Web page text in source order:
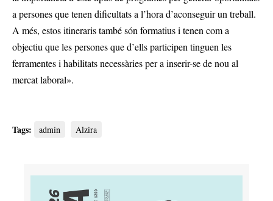
a persones que tenen dificultats a l’hora d’aconseguir un treball.
A més, estos itineraris també són formatius i tenen com a
objectiu que les persones que d’ells participen tinguen les
ferramentes i habilitats necessàries per a inserir-se de nou al
mercat laboral».
Tags: admin Alzira